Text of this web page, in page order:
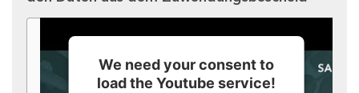
We need your consent to
load the Youtube service!